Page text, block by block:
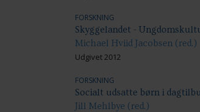
FORSKNING
Skyggelandet -
Michael Hviid Jacobsen (red.)
Udgivet 2012
FORSKNING
Socialt udsatte børn i
Jill Mehlbye (red.)